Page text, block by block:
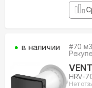
#70 м3
HRV-
Нет
в наличии